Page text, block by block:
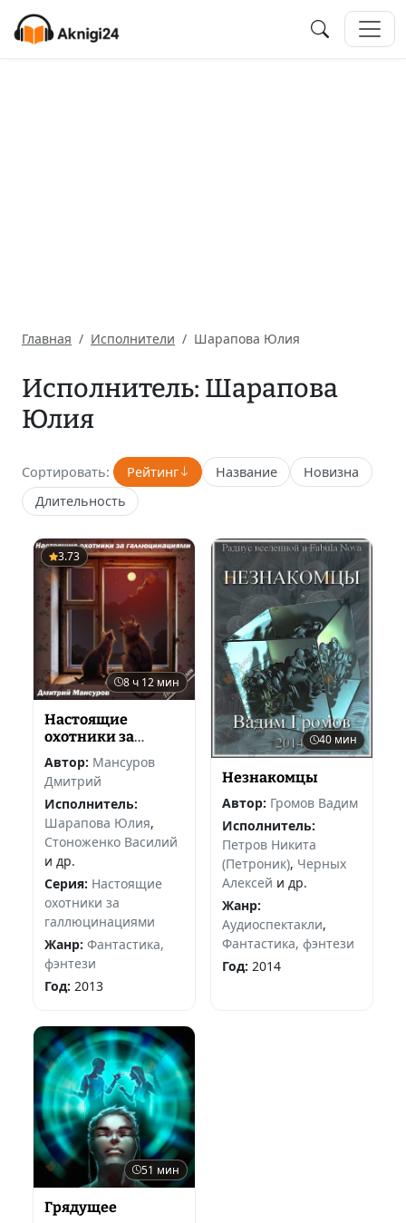
Главная Исполнители Шарапова Юлия
Исполнитель: Шарапова
Юлия
Сортировать: Рейтинг Название
Новизна
Длительность
3.73
8 ч 12 мин
Настоящие
охотники за
галлюцинациями
Автор: Мансуров
Дмитрий
Исполнитель:
Шарапова Юлия,
Стоноженко Василий
и др.
Серия: Настоящие
охотники за
галлюцинациями
Жанр: Фантастика,
фэнтези
Год: 2013
40 мин
Незнакомцы
Автор: Громов Вадим
Исполнитель:
Петров Никита
(Петроник), Черных
Алексей и др.
Жанр:
Аудиоспектакли,
Фантастика, фэнтези
Год: 2014
51 мин
Грядущее